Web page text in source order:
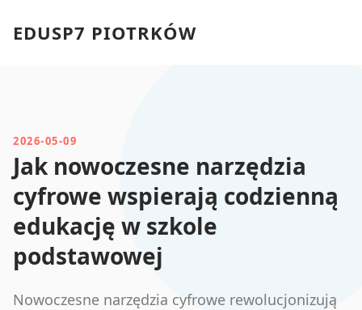
EDUSP7 PIOTRKÓW
2026-05-09
Jak nowoczesne narzędzia
cyfrowe wspierają codzienną
edukację w szkole
podstawowej
Nowoczesne narzędzia cyfrowe rewolucjonizują